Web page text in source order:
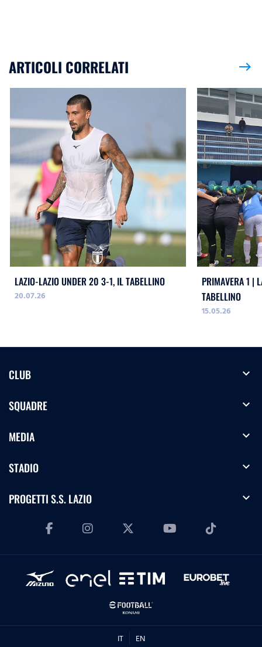
ARTICOLI CORRELATI east
LAZIO-LAZIO UNDER 20 3-1, IL TABELLINO
20.07.26
PRIMAVERA 1 |
TABELLINO
15.05.26
CLUB expand_more
SQUADRE expand_more
MEDIA expand_more
STADIO expand_more
PROGETTI S.S. LAZIO expand_more
IT EN